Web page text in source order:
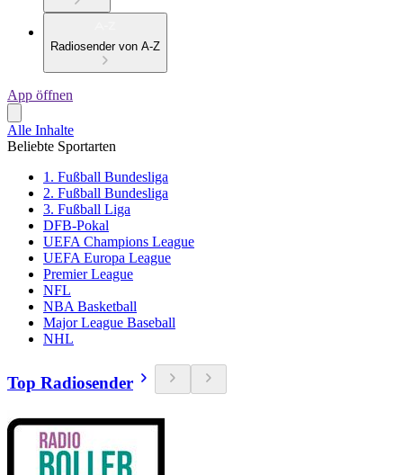
Radiosender von A-Z
App öffnen
Alle Inhalte
Beliebte Sportarten
1. Fußball Bundesliga
2. Fußball Bundesliga
3. Fußball Liga
DFB-Pokal
UEFA Champions League
UEFA Europa League
Premier League
NFL
NBA Basketball
Major League Baseball
NHL
Top Radiosender